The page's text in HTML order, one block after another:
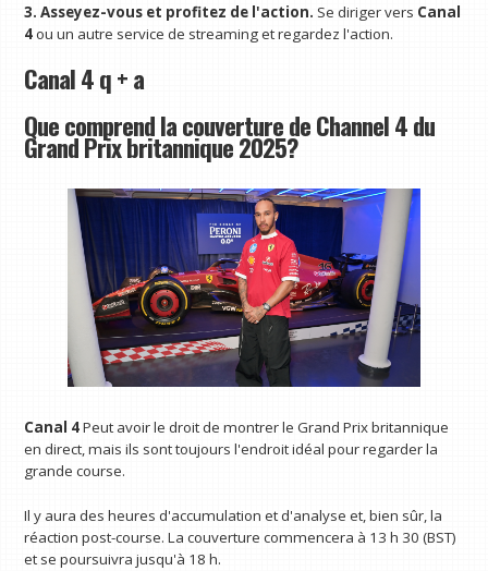
3. Asseyez-vous et profitez de l'action. Se diriger vers Canal
4ou un autre service de streaming et regardez l'action.
Canal 4 q + a
Que comprend la couverture de Channel 4 du
Grand Prix britannique 2025?
Canal 4Peut avoir le droit de montrer le Grand Prix britannique
en direct, mais ils sont toujours l'endroit idéal pour regarder la
grande course.
Il y aura des heures d'accumulation et d'analyse et, bien sûr, la
réaction post-course. La couverture commencera à 13 h 30 (BST)
et se poursuivra jusqu'à 18 h.